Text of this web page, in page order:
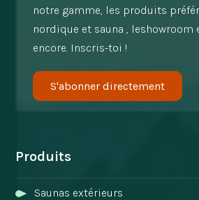
notre gamme, les produits
nordique et sauna , leshowroom
encore. Inscris-toi !
S'abonner directement
Produits
Saunas extérieurs